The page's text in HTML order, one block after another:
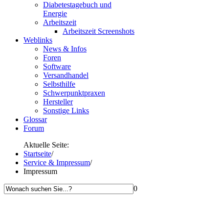
Diabetestagebuch und
Energie
Arbeitszeit
Arbeitszeit Screenshots
Weblinks
News & Infos
Foren
Software
Versandhandel
Selbsthilfe
Schwerpunktpraxen
Hersteller
Sonstige Links
Glossar
Forum
Aktuelle Seite:
Startseite/
Service & Impressum/
Impressum
0